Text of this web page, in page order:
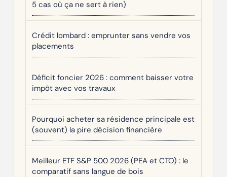
5 cas où ça ne sert à rien)
Crédit lombard : emprunter sans vendre vos
placements
Déficit foncier 2026 : comment baisser votre
impôt avec vos travaux
Pourquoi acheter sa résidence principale est
(souvent) la pire décision financière
Meilleur ETF S&P 500 2026 (PEA et CTO) : le
comparatif sans langue de bois